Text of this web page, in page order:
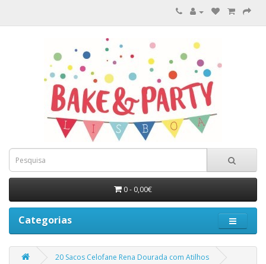
0 - 0,00€
Categorias
20 Sacos Celofane Rena Dourada com Atilhos